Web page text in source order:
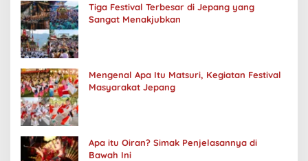
Tiga Festival Terbesar di Jepang yang
Sangat Menakjubkan
Mengenal Apa Itu Matsuri, Kegiatan Festival
Masyarakat Jepang
Apa itu Oiran? Simak Penjelasannya di
Bawah Ini